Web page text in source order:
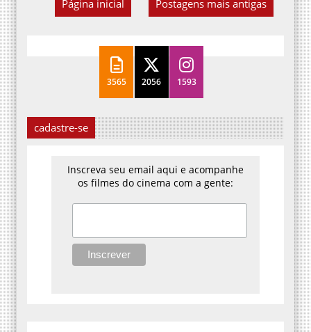
3565 2056 1593
cadastre-se
Inscreva seu email aqui e acompanhe
os filmes do cinema com a gente: